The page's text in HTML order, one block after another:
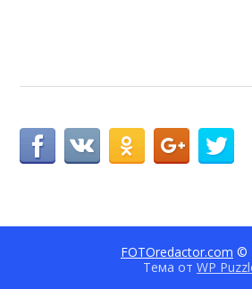
FOTOredactor.com ©
Тема от WP